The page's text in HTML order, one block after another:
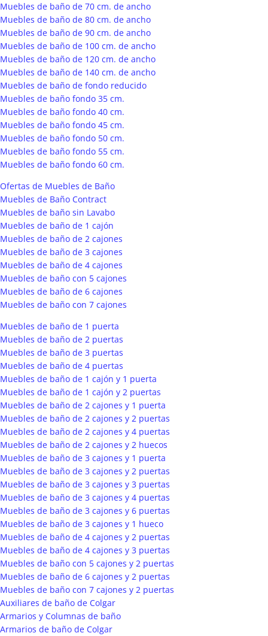
Muebles de baño de 70 cm. de ancho
Muebles de baño de 80 cm. de ancho
Muebles de baño de 90 cm. de ancho
Muebles de baño de 100 cm. de ancho
Muebles de baño de 120 cm. de ancho
Muebles de baño de 140 cm. de ancho
Muebles de baño de fondo reducido
Muebles de baño fondo 35 cm.
Muebles de baño fondo 40 cm.
Muebles de baño fondo 45 cm.
Muebles de baño fondo 50 cm.
Muebles de baño fondo 55 cm.
Muebles de baño fondo 60 cm.
Ofertas de Muebles de Baño
Muebles de Baño Contract
Muebles de baño sin Lavabo
Muebles de baño de 1 cajón
Muebles de baño de 2 cajones
Muebles de baño de 3 cajones
Muebles de baño de 4 cajones
Muebles de baño con 5 cajones
Muebles de baño de 6 cajones
Muebles de baño con 7 cajones
Muebles de baño de 1 puerta
Muebles de baño de 2 puertas
Muebles de baño de 3 puertas
Muebles de baño de 4 puertas
Muebles de baño de 1 cajón y 1 puerta
Muebles de baño de 1 cajón y 2 puertas
Muebles de baño de 2 cajones y 1 puerta
Muebles de baño de 2 cajones y 2 puertas
Muebles de baño de 2 cajones y 4 puertas
Muebles de baño de 2 cajones y 2 huecos
Muebles de baño de 3 cajones y 1 puerta
Muebles de baño de 3 cajones y 2 puertas
Muebles de baño de 3 cajones y 3 puertas
Muebles de baño de 3 cajones y 4 puertas
Muebles de baño de 3 cajones y 6 puertas
Muebles de baño de 3 cajones y 1 hueco
Muebles de baño de 4 cajones y 2 puertas
Muebles de baño de 4 cajones y 3 puertas
Muebles de baño con 5 cajones y 2 puertas
Muebles de baño de 6 cajones y 2 puertas
Muebles de baño con 7 cajones y 2 puertas
Auxiliares de baño de Colgar
Armarios y Columnas de baño
Armarios de baño de Colgar